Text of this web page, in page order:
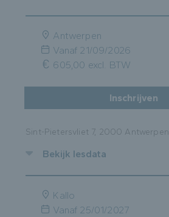
Antwerpen
Vanaf 21/09/2026
605,00 excl. BTW
Inschrijven
Sint-Pietersvliet 7, 2000 Antwerpen
Bekijk lesdata
Kallo
Vanaf 25/01/2027